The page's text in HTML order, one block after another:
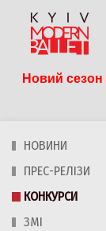
Новий сезон
НОВИНИ
ПРЕС-РЕЛІЗИ
КОНКУРСИ
ЗМІ